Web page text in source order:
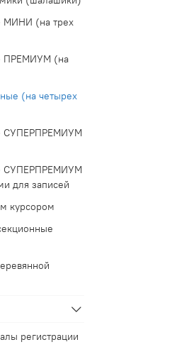
МИНИ (на трех
ПРЕМИУМ (на
(на четырех
СУПЕРПРЕМИУМ
СУПЕРПРЕМИУМ
для записей
курсором
регистрации